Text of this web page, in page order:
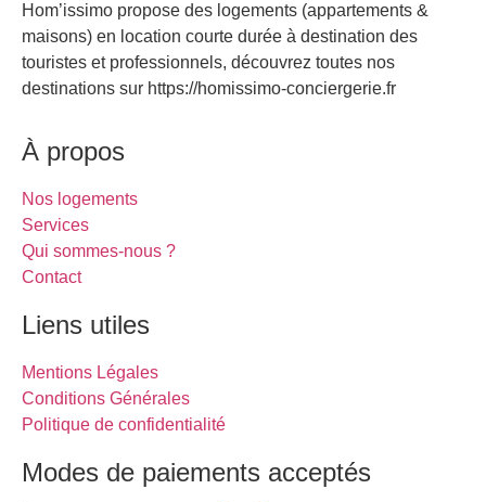
Hom’issimo propose des logements (appartements &
maisons) en location courte durée à destination des
touristes et professionnels, découvrez toutes nos
destinations sur https://homissimo-conciergerie.fr
À propos
Nos logements
Services
Qui sommes-nous ?
Contact
Liens utiles
Mentions Légales
Conditions Générales
Politique de confidentialité
Modes de paiements acceptés